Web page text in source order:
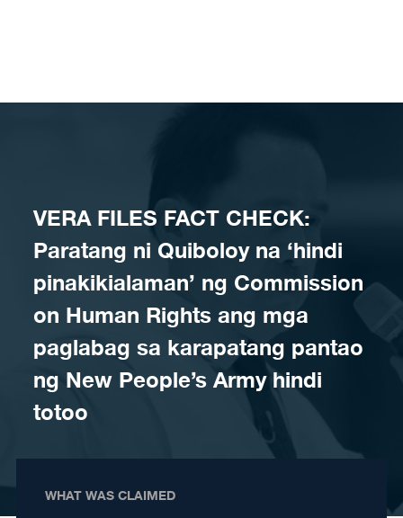
VERA FILES FACT CHECK:
Paratang ni Quiboloy na ‘hindi
pinakikialaman’ ng Commission
on Human Rights ang mga
paglabag sa karapatang pantao
ng New People’s Army hindi
totoo
WHAT WAS CLAIMED